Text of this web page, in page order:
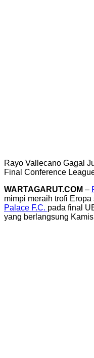
Rayo Vallecano Gagal
Final Conference
WARTAGARUT.COM –
mimpi meraih trofi
Palace F.C. pada final
yang berlangsung